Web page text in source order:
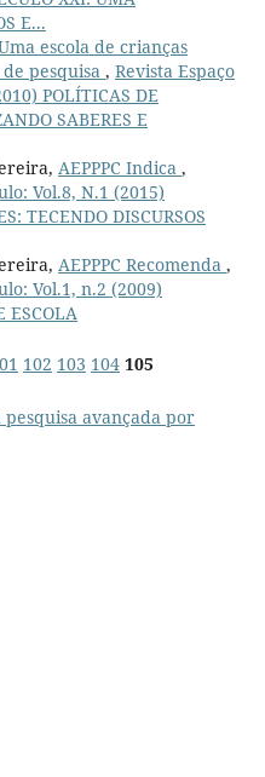
E...
escola de crianças
pesquisa , Revista Espaço
POLÍTICAS DE
SABERES E
AEPPPC Indica ,
Vol.8, N.1 (2015)
TECENDO DISCURSOS
AEPPPC Recomenda ,
Vol.1, n.2 (2009)
ESCOLA
102 103 104 105
avançada por